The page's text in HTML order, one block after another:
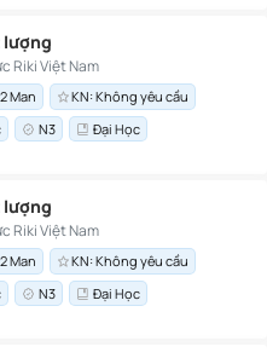
lượng
Riki Việt Nam
Man
KN: Không yêu cầu
N3 Đại Học
lượng
Riki Việt Nam
Man
KN: Không yêu cầu
N3 Đại Học